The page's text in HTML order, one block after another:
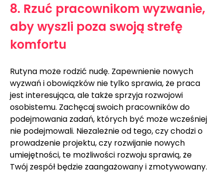
8. Rzuć pracownikom wyzwanie,
aby wyszli poza swoją strefę
komfortu
Rutyna może rodzić nudę. Zapewnienie nowych
wyzwań i obowiązków nie tylko sprawia, że ​​praca
jest interesująca, ale także sprzyja rozwojowi
osobistemu. Zachęcaj swoich pracowników do
podejmowania zadań, których być może wcześniej
nie podejmowali. Niezależnie od tego, czy chodzi o
prowadzenie projektu, czy rozwijanie nowych
umiejętności, te możliwości rozwoju sprawią, że
Twój zespół będzie zaangażowany i zmotywowany.